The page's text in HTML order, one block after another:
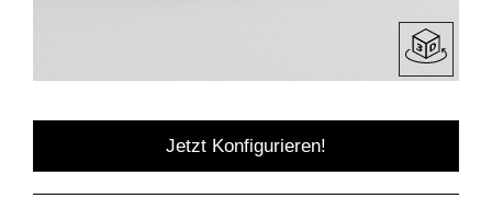
Jetzt Konfigurieren!